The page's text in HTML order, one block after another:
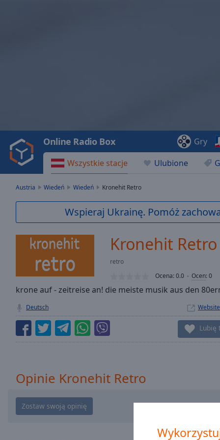
Video
Play
Backward
Skip
Current
Duration-:-
Stream
TypeLIVE
live,
currently
behind
LIVE
Remaining
Playback
Rate
Wszystkie stacje Ulubione
Online Radio Box Gry
Austria Wiedeń Wiedeń Kronehit Retro
Wspieraj Ukrainę. Pomóż
Kronehit Retro
retro
Ocena:0.0 Ocen:0
krone auf - zeitreise an! die meiste musik aus den
Deutsch Website
Lubię
Opinie Kronehit Retro